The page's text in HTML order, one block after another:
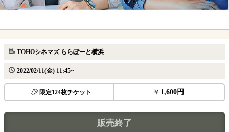
TOHOシネマズ ららぽーと横浜
2022/02/11(金) 11:45~
限定124枚チケット 1,600円
販売終了